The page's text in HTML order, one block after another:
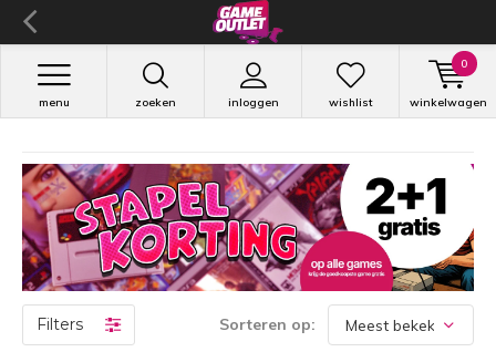
zoeken inloggen
menu wishlist winkelwagen
0
Filters Sorteren op: